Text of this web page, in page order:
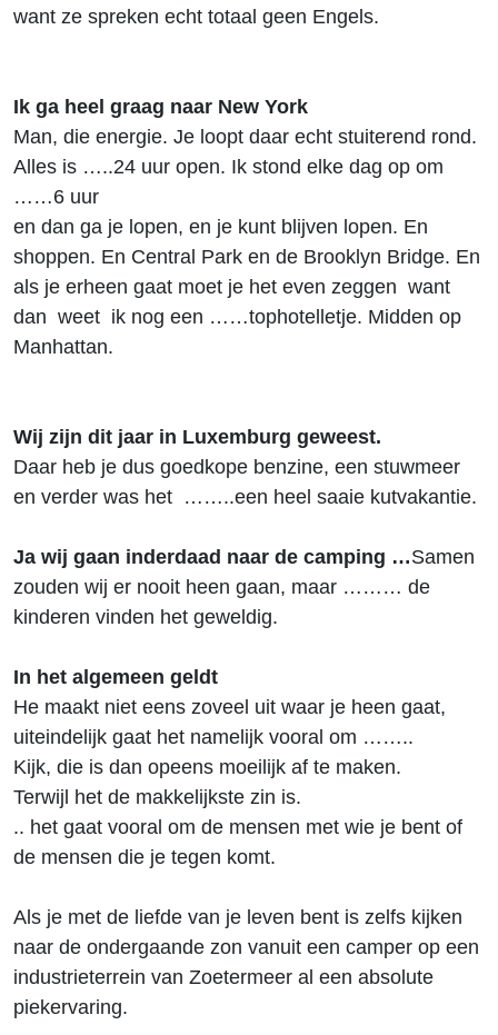
want ze spreken echt totaal geen Engels.
Ik ga heel graag naar New York
Man, die energie. Je loopt daar echt stuiterend rond.
Alles is …..24 uur open. Ik stond elke dag op om
……6 uur
en dan ga je lopen, en je kunt blijven lopen. En
shoppen. En Central Park en de Brooklyn Bridge. En
als je erheen gaat moet je het even zeggen want
dan weet ik nog een ……tophotelletje. Midden op
Manhattan.
Wij zijn dit jaar in Luxemburg geweest.
Daar heb je dus goedkope benzine, een stuwmeer
en verder was het ……..een heel saaie kutvakantie.
Ja wij gaan inderdaad naar de camping …Samen
zouden wij er nooit heen gaan, maar ……… de
kinderen vinden het geweldig.
In het algemeen geldt
He maakt niet eens zoveel uit waar je heen gaat,
uiteindelijk gaat het namelijk vooral om ……..
Kijk, die is dan opeens moeilijk af te maken.
Terwijl het de makkelijkste zin is.
.. het gaat vooral om de mensen met wie je bent of
de mensen die je tegen komt.
Als je met de liefde van je leven bent is zelfs kijken
naar de ondergaande zon vanuit een camper op een
industrieterrein van Zoetermeer al een absolute
piekervaring.